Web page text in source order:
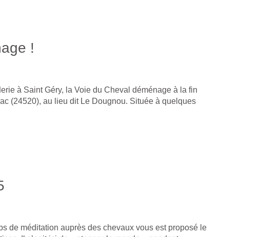
!
à Saint Géry, la Voie du Cheval déménage à la fin
(24520), au lieu dit Le Dougnou. Située à quelques
de méditation auprès des chevaux vous est proposé le